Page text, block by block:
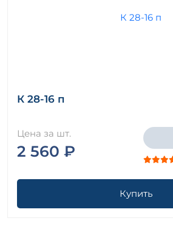
К 28-16 п
Цена за шт.
2 560 ₽
Купить